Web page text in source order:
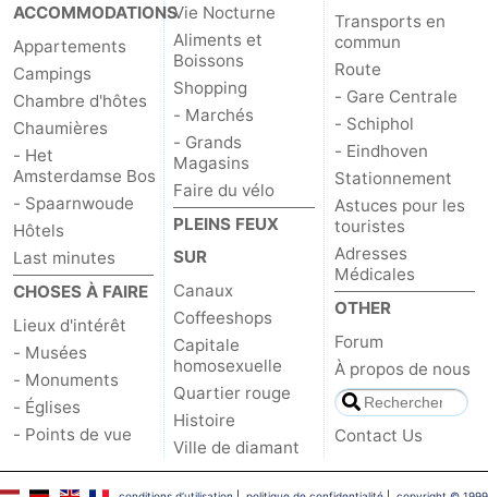
ACCOMMODATIONS
Appartements
Campings
Chambre d'hôtes
Chaumières
- Het
Amsterdamse Bos
- Spaarnwoude
Hôtels
Last minutes
CHOSES À FAIRE
Lieux d'intérêt
- Musées
- Monuments
- Églises
- Points de vue
Vie Nocturne
Aliments et
Boissons
Shopping
- Marchés
- Grands
Magasins
Faire du vélo
PLEINS FEUX
SUR
Canaux
Coffeeshops
Capitale
homosexuelle
Quartier rouge
Histoire
Ville de diamant
Transports en
commun
Route
- Gare Centrale
- Schiphol
- Eindhoven
Stationnement
Astuces pour les
touristes
Adresses
Médicales
OTHER
Forum
À propos de nous
Contact Us